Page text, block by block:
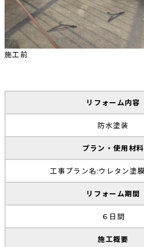
施工前
リフォーム内容
防水塗装
プラン・使用材料
工事プラン名:ウレタン塗
リフォーム期間
６日間
施工概要